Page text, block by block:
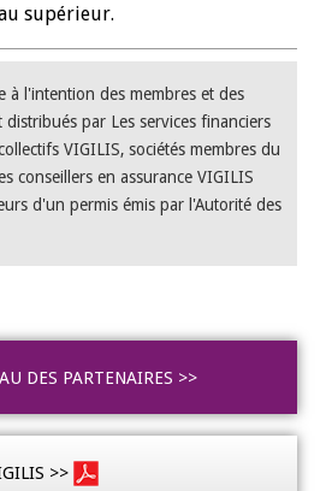
supérieur.
à l'intention des membres et des
distribués par Les services financiers
VIGILIS, sociétés membres du
conseillers en assurance VIGILIS
d'un permis émis par l'Autorité des
DES PARTENAIRES >>
>>